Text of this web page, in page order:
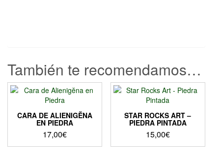
También te recomendamos…
CARA DE ALIENIGĔNA
EN PIEDRA
17,00€
STAR ROCKS ART –
PIEDRA PINTADA
15,00€
Este